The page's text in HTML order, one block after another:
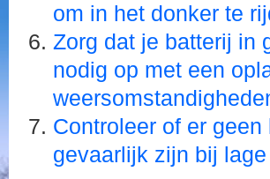
om in het donker te
Zorg dat je batterij in
nodig op met een
Controleer of er
gevaarlijk zijn bij